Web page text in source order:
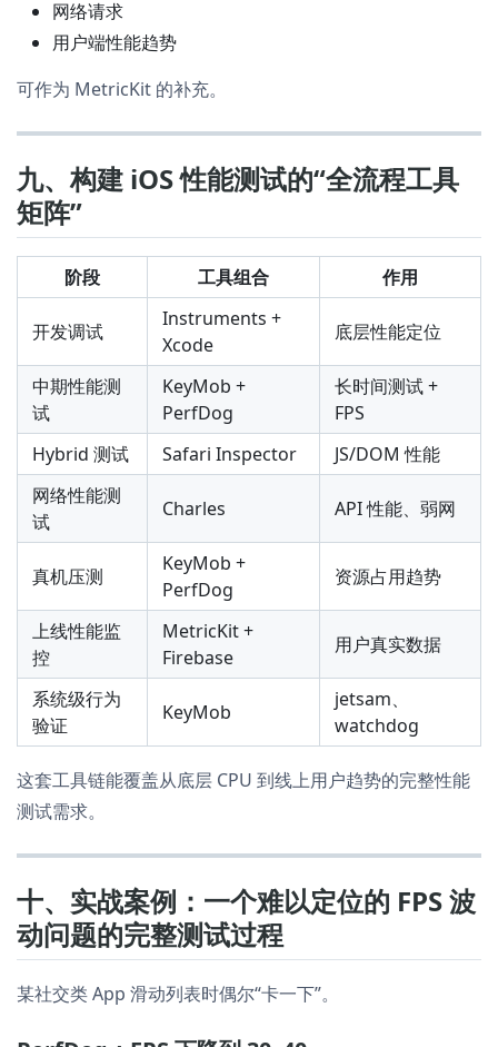
网络请求
用户端性能趋势
可作为 MetricKit 的补充。
九、构建 iOS 性能测试的“全流程工具
矩阵”
阶段 工具组合 作用
开发调试
Instruments +
Xcode
底层性能定位
中期性能测
试
KeyMob +
PerfDog
长时间测试 +
FPS
Hybrid 测试
Safari Inspector
JS/DOM 性能
网络性能测
试
Charles API 性能、弱网
真机压测
KeyMob +
PerfDog
资源占用趋势
上线性能监
控
MetricKit +
Firebase
用户真实数据
系统级行为
验证
KeyMob
jetsam、
watchdog
这套工具链能覆盖从底层 CPU 到线上用户趋势的完整性能
测试需求。
十、实战案例：一个难以定位的 FPS 波
动问题的完整测试过程
某社交类 App 滑动列表时偶尔“卡一下”。